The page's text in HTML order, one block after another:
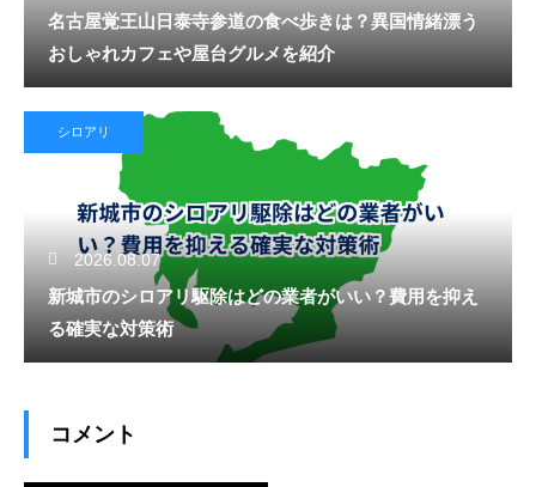
名古屋覚王山日泰寺参道の食べ歩きは？異国情緒漂う
おしゃれカフェや屋台グルメを紹介
シロアリ
2026.08.07
新城市のシロアリ駆除はどの業者がいい？費用を抑え
る確実な対策術
コメント